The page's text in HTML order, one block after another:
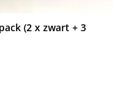
(2 x zwart + 3